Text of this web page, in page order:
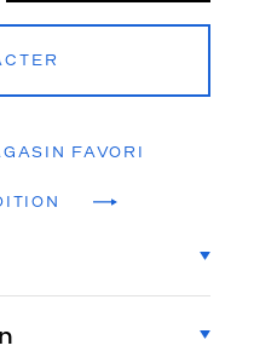
FAVORI